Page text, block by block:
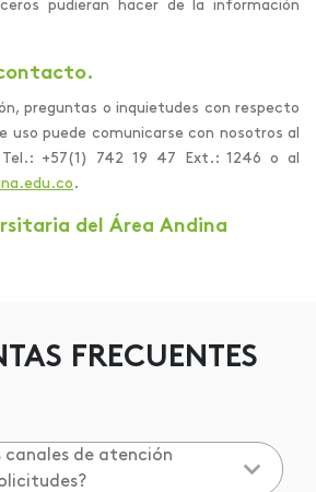
pudieran hacer de la información
preguntas o inquietudes con respecto
uso puede comunicarse con nosotros al
+57(1) 742 19 47 Ext.: 1246 o al
.
del Área Andina
FRECUENTES
canales de atención